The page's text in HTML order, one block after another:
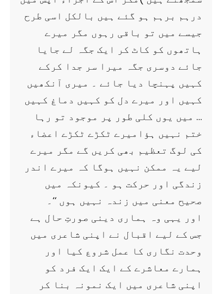
درہم برہم ہو گئے ہیں بالکل اسی طرح
جیسے میں تو باقی رہوں مگر میرے
ہاتھوں کو کاٹ کر ایک جگہ لے جایا
جائے دوسری جگہ میرا سر جدا کرکے
کہیں پہنچا دیا جائے ۔ میری آنکھیں
کہیں اور میرے دل کو کہیں دماغ کہیں
… میں یوں کلی طور پر موجود تو رہا
ختم نہیں ہؤامیرے ٹکڑے ٹکڑے اعضاء
کی لوگ تعظیم بھی کریں گے مگر میرے
لیے یہ ممکن نہیں ہوگا کہ میرے اندر
زندگی اور حرکت ہو ۔ کیونکہ میں
صحیح معنی میں زندہ نہیں ہوں ‘‘۔
اور یہی وہ ہماری دینی صورتِ حال ہے
جس کے لیے اقبال نے اپنی شاعری میں
وحدت نگاری کا عمل شروع کیا اور
ہمارے معاشرے کے ایک ایک فرد کو
اپنی شاعری میں ایک نمونہ بنا کر